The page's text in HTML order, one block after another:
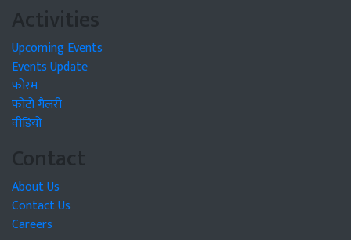
Activities
Upcoming Events
Events Update
फोरम
फोटो गैलरी
वीडियो
Contact
About Us
Contact Us
Careers